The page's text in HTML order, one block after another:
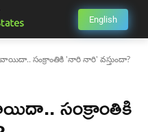
English
సంక్రాంతికి 'నారి నారి' వస్తుందా?
సంక్రాంతికి